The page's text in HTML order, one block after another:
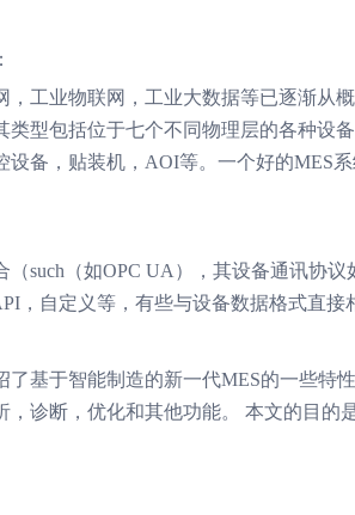
，工业物联网，工业大数据等已逐渐从
类型包括位于七个不同物理层的各种设
设备，贴装机，AOI等。一个好的MES
such（如OPC UA），其设备通讯协议
，自定义等，有些与设备数据格式直接
了基于智能制造的新一代MES的一些特
，诊断，优化和其他功能。 本文的目的